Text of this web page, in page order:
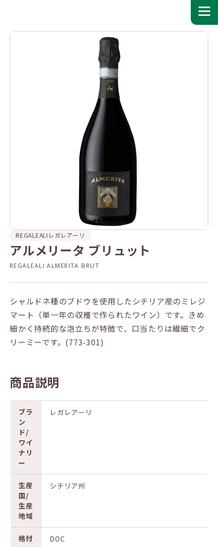
REGALEALI レガレアーリ
アルメリータ ブリュット
REGALEALI ALMERITA BRUT
シャルドネ種のブドウを使用したシチリア産のミレジ
マート（単一年の収穫で作られたワイン）です。きめ
細かく持続的な泡立ちが特徴で、口当たりは繊細でク
リーミーです。(773-301)
商品説明
ブラ
ン
ド/
ワイ
ナリ
ー
レガレアーリ
生産
国/
生産
地域
シチリア州
格付 DOC